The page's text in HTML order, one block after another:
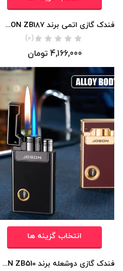
فندک گازی اتمی برند JOBON ZB187 اورجینال
(0)
4,166,000 تومان
انتخاب گزینه ها
فندک گازی دوشعله برند JOBON ZB510 اورجینال